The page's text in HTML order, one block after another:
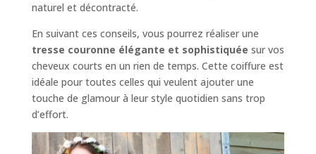
naturel et décontracté.
En suivant ces conseils, vous pourrez réaliser une
tresse couronne élégante et sophistiquée sur vos
cheveux courts en un rien de temps. Cette coiffure est
idéale pour toutes celles qui veulent ajouter une
touche de glamour à leur style quotidien sans trop
d’effort.